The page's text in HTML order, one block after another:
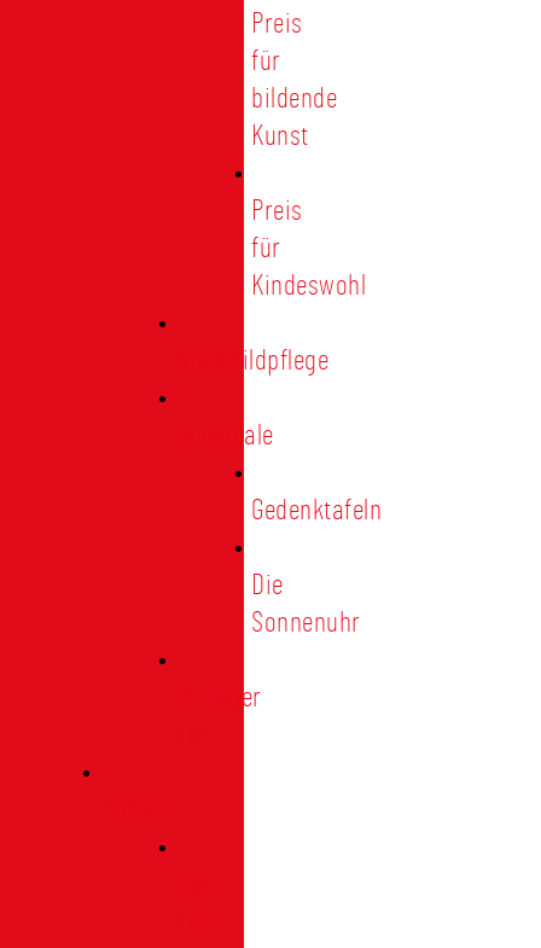
Preis
für
bildende
Kunst
Preis
für
Kindeswohl
Stadtbildpflege
Denkmale
Gedenktafeln
Die
Sonnenuhr
Ratinger